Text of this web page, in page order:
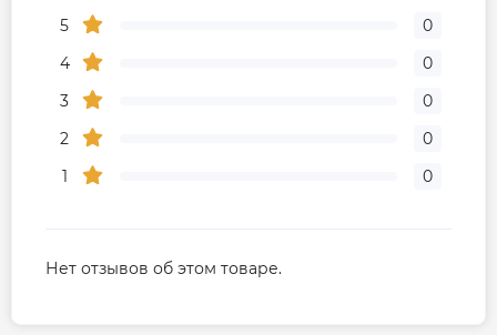
5
0
4
0
3
0
2
0
1
0
Нет отзывов об этом товаре.